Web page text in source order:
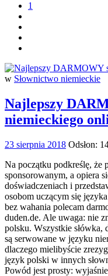
1
w Słownictwo niemieckie
Najlepszy
niemieckiego
23 sierpnia 2018 Odsłon:
Na początku podkreślę, że
sponsorowanym, a opiera
doświadczeniach i
osobom uczącym się
bez wahania polecam
duden.de. Ale uwaga: nie
polsku. Wszystkie słówka,
są serwowane w języku
dlaczego mielibyście
język polski w innych
Powód jest prosty: